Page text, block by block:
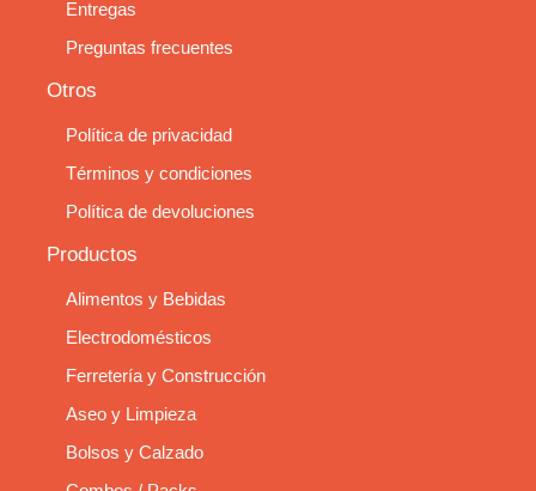
Entregas
Preguntas frecuentes
Otros
Política de privacidad
Términos y condiciones
Política de devoluciones
Productos
Alimentos y Bebidas
Electrodomésticos
Ferretería y Construcción
Aseo y Limpieza
Bolsos y Calzado